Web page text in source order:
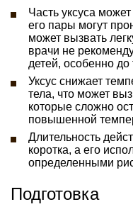
Часть уксуса
его пары могут
может вызвать
врачи не
детей, особенно до
Уксус снижает
тела, что может
которые сложно
повышенной
Длительность
коротка, а его
определенными
Подготовка